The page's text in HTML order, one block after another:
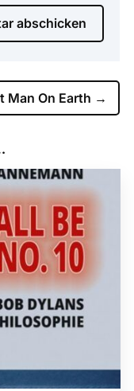
abschicken
Man On Earth →